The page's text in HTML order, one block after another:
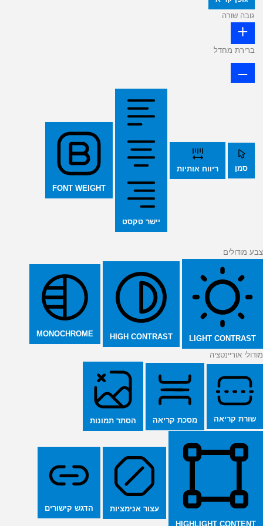
גובה שורה
ברירת מחדל
סמן ריווח אותיות
יישר טקסט
FONT WEIGHT
צבע מודולים
LIGHT CONTRAST
HIGH CONTRAST
MONOCHROME
מודולי אוריינטציה
שורת קריאה מסכת קריאה הסתר תמונות
HIGHLIGHT CONTENT
עצור אנימציות הדגש קישורים